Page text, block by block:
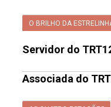
O BRILHO DA
Servidor do
Associada do